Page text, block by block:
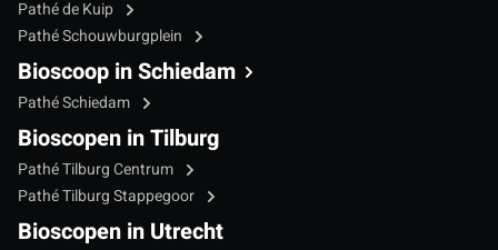
Pathé de Kuip
Pathé Schouwburgplein
Bioscoop in Schiedam
Pathé Schiedam
Bioscopen in Tilburg
Pathé Tilburg Centrum
Pathé Tilburg Stappegoor
Bioscopen in Utrecht